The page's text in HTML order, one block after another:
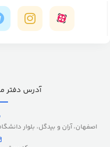
آدرس دفتر
اصفهان، آران و بیدگل، بلوار